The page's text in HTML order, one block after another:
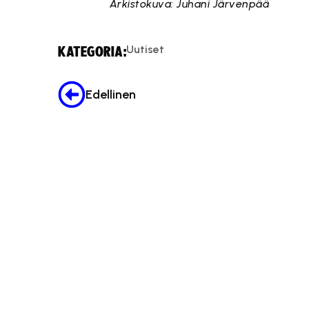
Arkistokuva: Juhani Järvenpää
KATEGORIA:Uutiset
Edellinen